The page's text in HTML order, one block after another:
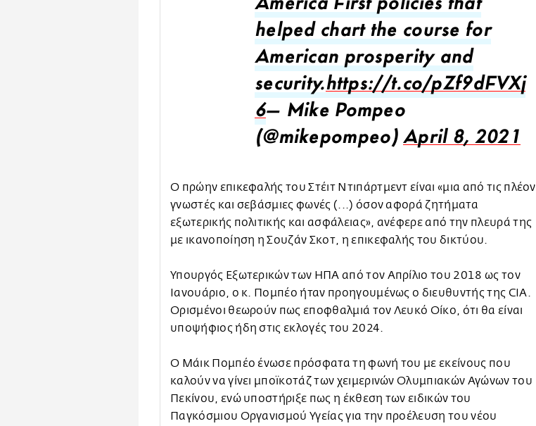
America First policies that
helped chart the course for
American prosperity and
security. https://t.co/pZf9dFVXj
6— Mike Pompeo
(@mikepompeo)April 8, 2021
Ο πρώην επικεφαλής του Στέιτ Ντιπάρτμεντ είναι «μια από τις πλέον
γνωστές και σεβάσμιες φωνές (...) όσον αφορά ζητήματα
εξωτερικής πολιτικής και ασφάλειας», ανέφερε από την πλευρά της
με ικανοποίηση η Σουζάν Σκοτ, η επικεφαλής του δικτύου.
Υπουργός Εξωτερικών των ΗΠΑ από τον Απρίλιο του 2018 ως τον
Ιανουάριο, ο κ. Πομπέο ήταν προηγουμένως ο διευθυντής της CIA.
Ορισμένοι θεωρούν πως εποφθαλμιά τον Λευκό Οίκο, ότι θα είναι
υποψήφιος ήδη στις εκλογές του 2024.
Ο Μάικ Πομπέο ένωσε πρόσφατα τη φωνή του με εκείνους που
καλούν να γίνει μποϊκοτάζ των χειμερινών Ολυμπιακών Αγώνων του
Πεκίνου, ενώ υποστήριξε πως η έκθεση των ειδικών του
Παγκόσμιου Οργανισμού Υγείας για την προέλευση του νέου